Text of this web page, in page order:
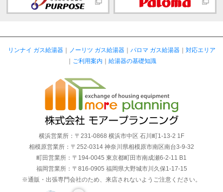
リンナイ ガス給湯器｜ ノーリツ ガス給湯器｜ パロマ ガス給湯器｜ 対応エリア
｜ ご利用案内 ｜ 給湯器の基礎知識
横浜営業所：〒231-0868 横浜市中区 石川町1-13-2 1F
相模原営業所：〒252-0314 神奈川県相模原市南区南台3-9-32
町田営業所：〒194-0045 東京都町田市南成瀬6-2-11 B1
福岡営業所：〒816-0905 福岡県大野城市川久保1-17-15
※通販・出張専門会社のため、来店されないようご注意ください。